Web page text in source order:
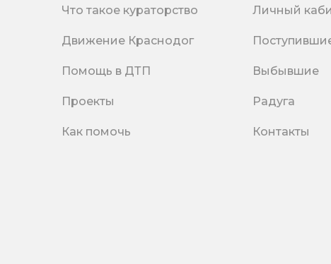
Что такое кураторство
Движение Краснодог
Помощь в ДТП
Проекты
Как помочь
Личный
Выбывшие
Радуга
Контакты